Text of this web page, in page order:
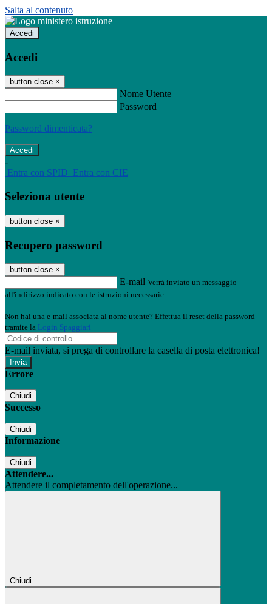
Salta al contenuto
Accedi
Accedi
button close ×
Nome Utente
Password
Password dimenticata?
-
Entra con SPID Entra con CIE
Seleziona utente
button close ×
Recupero password
button close ×
E-mail Verrà inviato un messaggio
all'indirizzo indicato con le istruzioni necessarie.
Non hai una e-mail associata al nome utente? Effettua il reset della password
tramite la Login Spaggiari
E-mail inviata, si prega di controllare la casella di posta elettronica!
Errore
Chiudi
Successo
Chiudi
Informazione
Chiudi
Attendere...
Attendere il completamento dell'operazione...
Chiudi